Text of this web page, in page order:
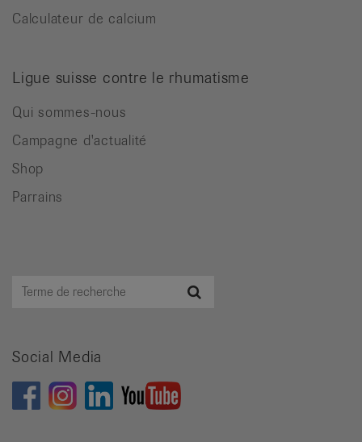
Calculateur de calcium
Ligue suisse contre le rhumatisme
Qui sommes-nous
Campagne d'actualité
Shop
Parrains
Terme
Social Media